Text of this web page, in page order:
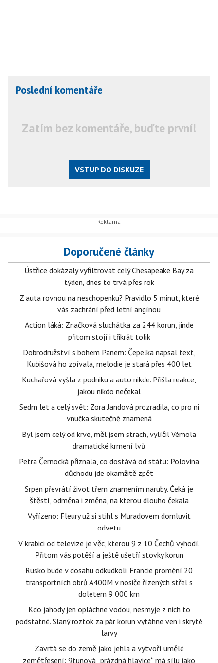
Poslední komentáře
Zatím bez komentáře, buďte první!
VSTUP DO DISKUZE
Doporučené články
Ústřice dokázaly vyfiltrovat celý Chesapeake Bay za
týden, dnes to trvá přes rok
Z auta rovnou na neschopenku? Pravidlo 5 minut, které
vás zachrání před letní angínou
Action láká: Značková sluchátka za 244 korun, jinde
přitom stojí i třikrát tolik
Dobrodružství s bohem Panem: Čepelka napsal text,
Kubišová ho zpívala, melodie je stará přes 400 let
Kuchařová vyšla z podniku a auto nikde. Přišla reakce,
jakou nikdo nečekal
Sedm let a celý svět: Zora Jandová prozradila, co pro ni
vnučka skutečně znamená
Byl jsem celý od krve, měl jsem strach, vylíčil Vémola
dramatické krmení lvů
Petra Černocká přiznala, co dostává od státu: Polovina
důchodu jde okamžitě zpět
Srpen převrátí život třem znamením naruby. Čeká je
štěstí, odměna i změna, na kterou dlouho čekala
Vyřízeno: Fleury už si stihl s Muradovem domluvit
odvetu
V krabici od televize je věc, kterou 9 z 10 Čechů vyhodí.
Přitom vás potěší a ještě ušetří stovky korun
Rusko bude v dosahu odkudkoli. Francie promění 20
transportních obrů A400M v nosiče řízených střel s
doletem 9 000 km
Kdo jahody jen opláchne vodou, nesmyje z nich to
podstatné. Slaný roztok za pár korun vytáhne ven i skryté
larvy
Zavrtá se do země jako jehla a vytvoří umělé
zemětřesení: 9tunová „prázdná hlavice“ má sílu jako